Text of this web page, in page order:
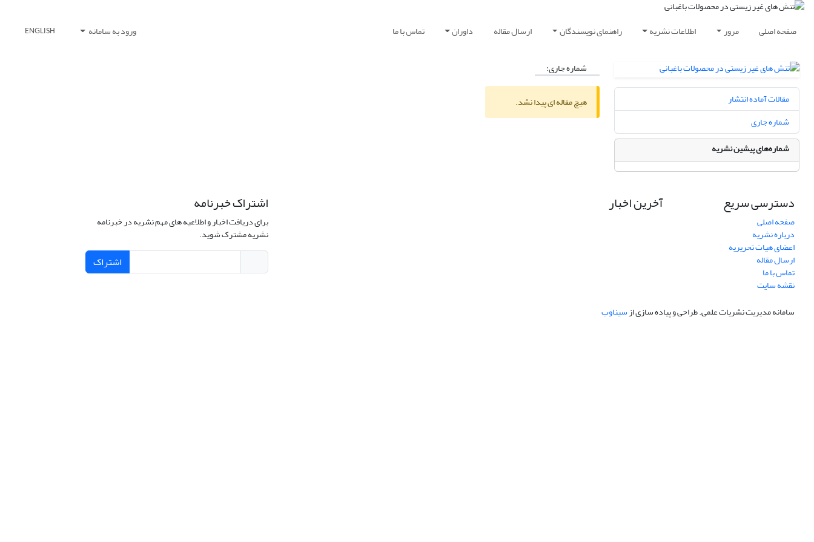
صفحه اصلی مرور اطلاعات نشریه راهنمای نویسندگان ارسال مقاله داوران تماس با ما ورود به سامانه ENGLISH
شماره جاری:
هیچ مقاله ای پیدا نشد.
مقالات آماده انتشار
شماره جاری
شماره‌های پیشین نشریه
دسترسی سریع
صفحه اصلی
درباره نشریه
اعضای هیات تحریریه
ارسال مقاله
تماس با ما
نقشه سایت
آخرین اخبار اشتراک خبرنامه
برای دریافت اخبار و اطلاعیه های مهم نشریه در خبرنامه
نشریه مشترک شوید.
اشتراک
سامانه مدیریت نشریات علمی.طراحی و پیاده سازی ازسیناوب